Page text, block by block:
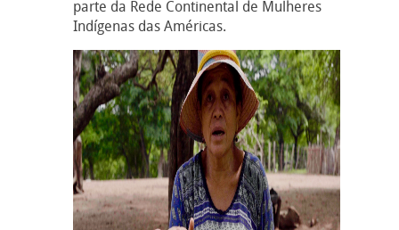
parte da Rede Continental de Mulheres
Indígenas das Américas.